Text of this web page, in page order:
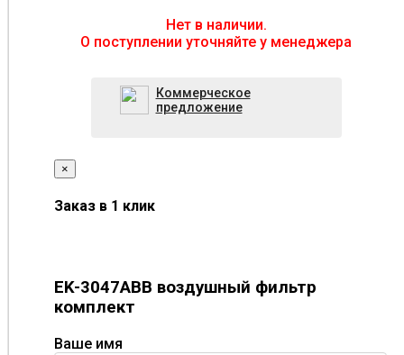
Нет в наличии.
O поступлении уточняйте у менеджера
Коммерческое
предложение
×
Заказ в 1 клик
EK-3047ABB воздушный фильтр
комплект
Ваше имя